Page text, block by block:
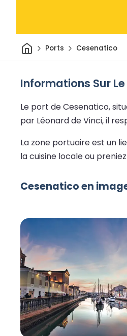
Maison
Ports Cesenatico
Informations Sur
Le port de Cesenatico,
par Léonard de Vinci, il
La zone portuaire est un
la cuisine locale ou
Cesenatico en